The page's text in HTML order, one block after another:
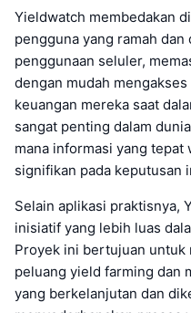
Yieldwatch membedakan
pengguna yang ramah
penggunaan seluler,
dengan mudah
keuangan mereka saat
sangat penting dalam
mana informasi yang tepat
signifikan pada keputusan
Selain aplikasi praktisnya,
inisiatif yang lebih luas
Proyek ini bertujuan untuk
peluang yield farming dan
yang berkelanjutan dan